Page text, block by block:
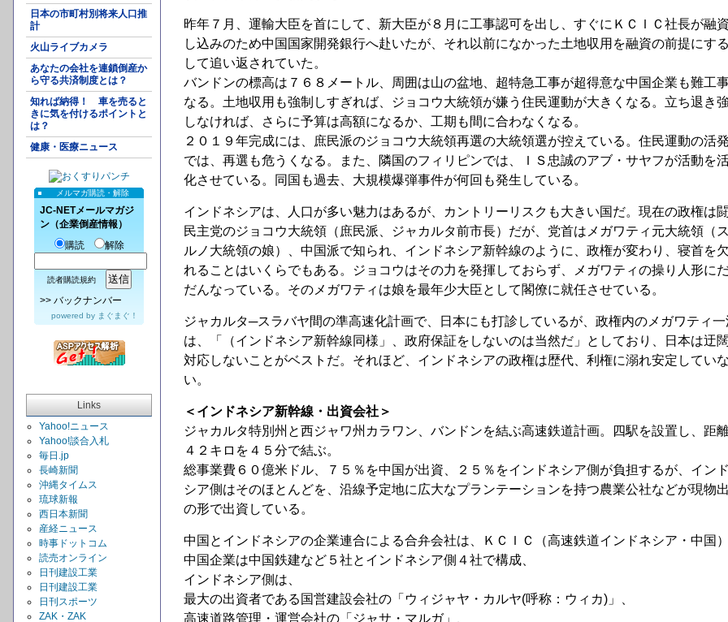
日本の市町村別将来人口推
計
火山ライブカメラ
あなたの会社を連鎖倒産か
ら守る共済制度とは？
知れば納得！ 車を売ると
きに気を付けるポイントと
は？
健康・医療ニュース
メルマガ購読・解除
JC-NETメールマガジ
ン（企業倒産情報）
購読
解除
読者購読規約
>> バックナンバー
powered by まぐまぐ！
Links
Yahoo!ニュース
Yahoo!談合入札
毎日.jp
長崎新聞
沖縄タイムス
琉球新報
西日本新聞
産経ニュース
時事ドットコム
読売オンライン
日刊建設工業
日刊建設工業
日刊スポーツ
ZAK・ZAK
昨年７月、運輸大臣を首にして、新大臣が８月に工事認可を出し、すぐにＫＣＩＣ社長が融
し込みのため中国国家開発銀行へ赴いたが、それ以前になかった土地収用を融資の前提にす
して追い返されていた。
バンドンの標高は７６８メートル、周囲は山の盆地、超特急工事が超得意な中国企業も難工
なる。土地収用も強制しすぎれば、ジョコウ大統領が嫌う住民運動が大きくなる。立ち退き
しなければ、さらに予算は高額になるか、工期も間に合わなくなる。
２０１９年完成には、庶民派のジョコウ大統領再選の大統領選が控えている。住民運動の活
では、再選も危うくなる。また、隣国のフィリピンでは、ＩＳ忠誠のアブ・サヤフが活動を
化させている。同国も過去、大規模爆弾事件が何回も発生している。
インドネシアは、人口が多い魅力はあるが、カントリーリスクも大きい国だ。現在の政権は
民主党のジョコウ大統領（庶民派、ジャカルタ前市長）だが、党首はメガワティ元大統領（
ルノ大統領の娘）、中国派で知られ、インドネシア新幹線のように、政権が変わり、寝首を
れることはいくらでもある。ジョコウはその力を発揮しておらず、メガワティの操り人形に
だんなっている。そのメガワティは娘を最年少大臣として閣僚に就任させている。
ジャカルタ─スラバヤ間の準高速化計画で、日本にも打診しているが、政権内のメガワティ一
は、「（インドネシア新幹線同様」、政府保証をしないのは当然だ」としており、日本は迂
対応しないことがベストだ。それほど、インドネシアの政権は歴代、利権に溺れ安定してい
い。
＜インドネシア新幹線・出資会社＞
ジャカルタ特別州と西ジャワ州カラワン、バンドンを結ぶ高速鉄道計画。四駅を設置し、距
４２キロを４５分で結ぶ。
総事業費６０億米ドル、７５％を中国が出資、２５％をインドネシア側が負担するが、イン
シア側はそのほとんどを、沿線予定地に広大なプランテーションを持つ農業公社などが現物
の形で出資している。
中国とインドネシアの企業連合による合弁会社は、ＫＣＩＣ（高速鉄道インドネシア・中国
中国企業は中国鉄建など５社とインドネシア側４社で構成、
インドネシア側は、
最大の出資者である国営建設会社の「ウィジャヤ・カルヤ(呼称：ウィカ)」、
高速道路管理・運営会社の「ジャサ・マルガ」、